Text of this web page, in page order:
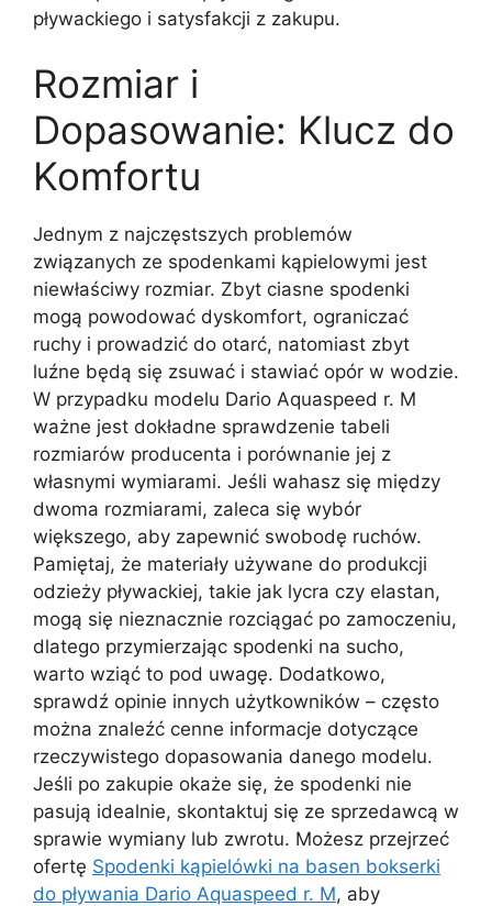
pływackiego i satysfakcji z zakupu.
Rozmiar i
Dopasowanie: Klucz do
Komfortu
Jednym z najczęstszych problemów
związanych ze spodenkami kąpielowymi jest
niewłaściwy rozmiar. Zbyt ciasne spodenki
mogą powodować dyskomfort, ograniczać
ruchy i prowadzić do otarć, natomiast zbyt
luźne będą się zsuwać i stawiać opór w wodzie.
W przypadku modelu Dario Aquaspeed r. M
ważne jest dokładne sprawdzenie tabeli
rozmiarów producenta i porównanie jej z
własnymi wymiarami. Jeśli wahasz się między
dwoma rozmiarami, zaleca się wybór
większego, aby zapewnić swobodę ruchów.
Pamiętaj, że materiały używane do produkcji
odzieży pływackiej, takie jak lycra czy elastan,
mogą się nieznacznie rozciągać po zamoczeniu,
dlatego przymierzając spodenki na sucho,
warto wziąć to pod uwagę. Dodatkowo,
sprawdź opinie innych użytkowników – często
można znaleźć cenne informacje dotyczące
rzeczywistego dopasowania danego modelu.
Jeśli po zakupie okaże się, że spodenki nie
pasują idealnie, skontaktuj się ze sprzedawcą w
sprawie wymiany lub zwrotu. Możesz przejrzeć
ofertę Spodenki kąpielówki na basen bokserki
do pływania Dario Aquaspeed r. M, aby